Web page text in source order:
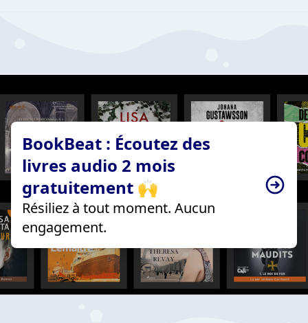
BookBeat : Écoutez des
livres audio 2 mois
gratuitement 🙌
Résiliez à tout moment. Aucun
engagement.